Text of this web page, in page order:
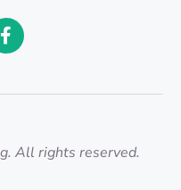
All rights reserved.